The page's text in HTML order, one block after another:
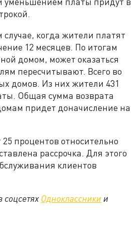
когда жители платят
12 месяцев. По итогам
домом, может оказаться
пересчитывают. Всего во
домов. Из них жители 431
Общая сумма возврата
придет доначисление на
процентов относительно
рассрочка. Для этого
клиентов
Одноклассники и